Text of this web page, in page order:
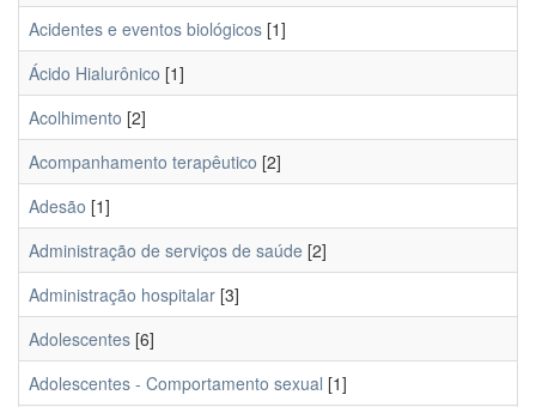
Acidentes e eventos biológicos [1]
Ácido Hialurônico [1]
Acolhimento [2]
Acompanhamento terapêutico [2]
Adesão [1]
Administração de serviços de saúde [2]
Administração hospitalar [3]
Adolescentes [6]
Adolescentes - Comportamento sexual [1]